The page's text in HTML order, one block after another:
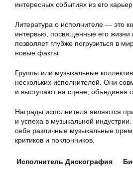
интересных событиях из его
Литература о исполнителе — это
интервью, посвященные его жизни
позволяет глубже погрузиться в
новые факты.
Группы или музыкальные
нескольких исполнителей. Они
и выступают на сцене, объединяя
Награды исполнителя являются
и успеха в музыкальной
себя различные музыкальные
критиков и поклонников.
Исполнитель Дискография